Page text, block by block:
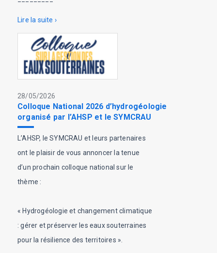
Lire la suite ›
28/05/2026
Colloque National 2026 d’hydrogéologie
organisé par l’AHSP et le SYMCRAU
L’AHSP, le SYMCRAU et leurs partenaires
ont le plaisir de vous annoncer la tenue
d’un prochain colloque national sur le
thème :
« Hydrogéologie et changement climatique
: gérer et préserver les eaux souterraines
pour la résilience des territoires ».